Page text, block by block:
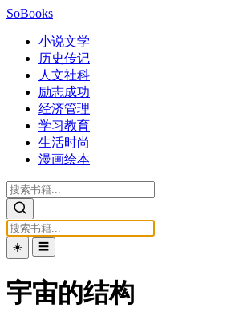
SoBooks
小说文学
历史传记
人文社科
励志成功
经济管理
学习教育
生活时尚
漫画绘本
☀️ ☰
宇宙的结构